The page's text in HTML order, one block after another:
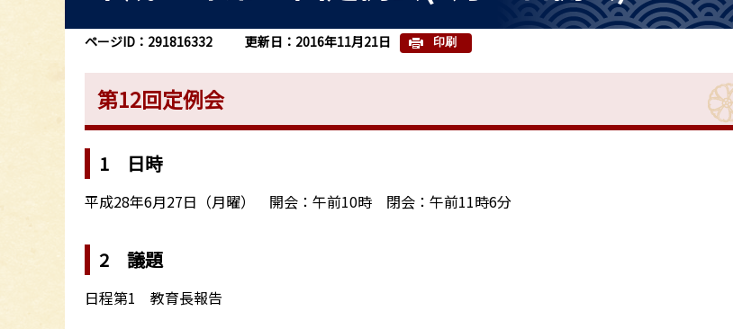
こ
ページID：291816332 更新日：2016年11月21日 印刷
第12回定例会
1 日時
平成28年6月27日（月曜） 開会：午前10時 閉会：午前11時6分
2 議題
日程第1 教育長報告